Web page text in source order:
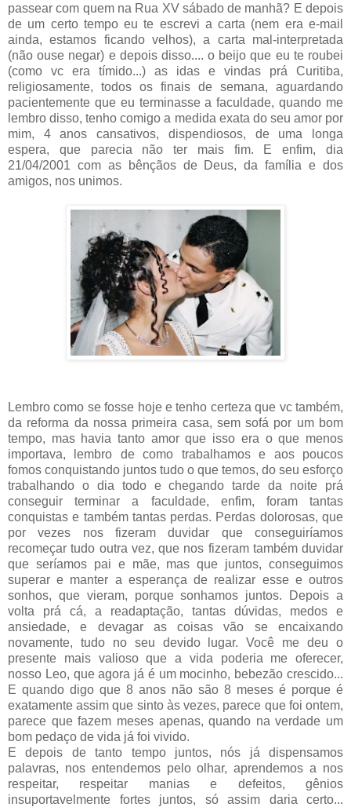
passear com quem na Rua XV sábado de manhã? E depois
de um certo tempo eu te escrevi a carta (nem era e-mail
ainda, estamos ficando velhos), a carta mal-interpretada
(não ouse negar) e depois disso.... o beijo que eu te roubei
(como vc era tímido...) as idas e vindas prá Curitiba,
religiosamente, todos os finais de semana, aguardando
pacientemente que eu terminasse a faculdade, quando me
lembro disso, tenho comigo a medida exata do seu amor por
mim, 4 anos cansativos, dispendiosos, de uma longa
espera, que parecia não ter mais fim. E enfim, dia
21/04/2001 com as bênçãos de Deus, da família e dos
amigos, nos unimos.
Lembro como se fosse hoje e tenho certeza que vc também,
da reforma da nossa primeira casa, sem sofá por um bom
tempo, mas havia tanto amor que isso era o que menos
importava, lembro de como trabalhamos e aos poucos
fomos conquistando juntos tudo o que temos, do seu esforço
trabalhando o dia todo e chegando tarde da noite prá
conseguir terminar a faculdade, enfim, foram tantas
conquistas e também tantas perdas. Perdas dolorosas, que
por vezes nos fizeram duvidar que conseguiríamos
recomeçar tudo outra vez, que nos fizeram também duvidar
que seríamos pai e mãe, mas que juntos, conseguimos
superar e manter a esperança de realizar esse e outros
sonhos, que vieram, porque sonhamos juntos. Depois a
volta prá cá, a readaptação, tantas dúvidas, medos e
ansiedade, e devagar as coisas vão se encaixando
novamente, tudo no seu devido lugar. Você me deu o
presente mais valioso que a vida poderia me oferecer,
nosso Leo, que agora já é um mocinho, bebezão crescido...
E quando digo que 8 anos não são 8 meses é porque é
exatamente assim que sinto às vezes, parece que foi ontem,
parece que fazem meses apenas, quando na verdade um
bom pedaço de vida já foi vivido.
E depois de tanto tempo juntos, nós já dispensamos
palavras, nos entendemos pelo olhar, aprendemos a nos
respeitar, respeitar manias e defeitos, gênios
insuportavelmente fortes juntos, só assim daria certo...